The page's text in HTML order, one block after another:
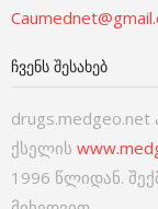
ᲩᲕᲔᲜᲡ ᲨᲔᲡᲐᲮᲔᲑ
ქსელის
1996 წლიდან.